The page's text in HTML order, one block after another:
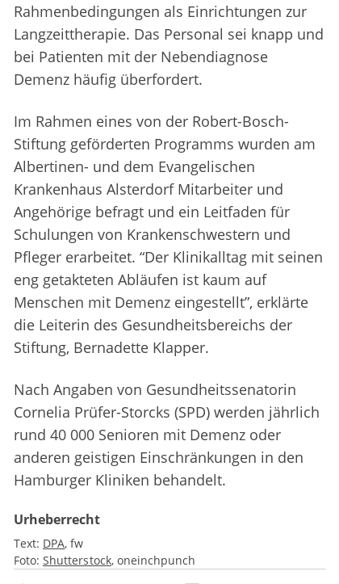
Rahmenbedingungen als Einrichtungen zur
Langzeittherapie. Das Personal sei knapp und
bei Patienten mit der Nebendiagnose
Demenz häufig überfordert.
Im Rahmen eines von der Robert-Bosch-
Stiftung geförderten Programms wurden am
Albertinen- und dem Evangelischen
Krankenhaus Alsterdorf Mitarbeiter und
Angehörige befragt und ein Leitfaden für
Schulungen von Krankenschwestern und
Pfleger erarbeitet. “Der Klinikalltag mit seinen
eng getakteten Abläufen ist kaum auf
Menschen mit Demenz eingestellt”, erklärte
die Leiterin des Gesundheitsbereichs der
Stiftung, Bernadette Klapper.
Nach Angaben von Gesundheitssenatorin
Cornelia Prüfer-Storcks (SPD) werden jährlich
rund 40 000 Senioren mit Demenz oder
anderen geistigen Einschränkungen in den
Hamburger Kliniken behandelt.
Urheberrecht
Text: DPA fw
Foto: Shutterstock oneinchpunch